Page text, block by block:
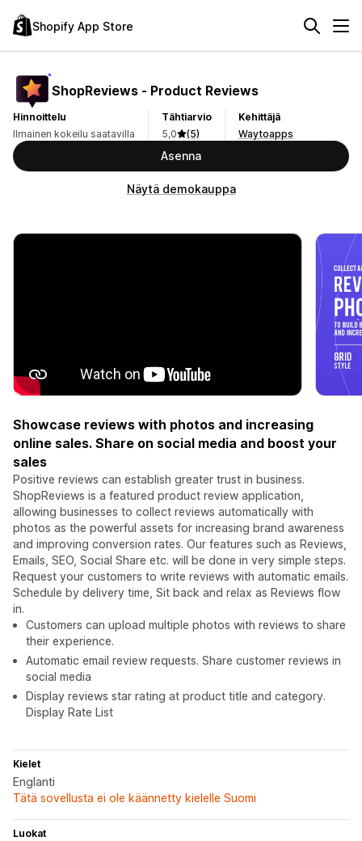
Shopify App Store
ShopReviews ‑ Product Reviews
Hinnoittelu
Ilmainen kokeilu saatavilla
Tähtiarvio
5,0
(5)
Kehittäjä
Waytoapps
Asenna
Näytä demokauppa
Showcase reviews with photos and increasing
online sales. Share on social media and boost your
sales
Positive reviews can establish greater trust in business.
ShopReviews is a featured product review application,
allowing businesses to collect reviews automatically with
photos as the powerful assets for increasing brand awareness
and improving conversion rates. Our features such as Reviews,
Emails, SEO, Social Share etc. will be done in very simple steps.
Request your customers to write reviews with automatic emails.
Schedule by delivery time, Sit back and relax as Reviews flow
in.
Customers can upload multiple photos with reviews to share
their experience.
Automatic email review requests. Share customer reviews in
social media
Display reviews star rating at product title and category.
Display Rate List
Kielet
Englanti
Tätä sovellusta ei ole käännetty kielelle Suomi
Luokat